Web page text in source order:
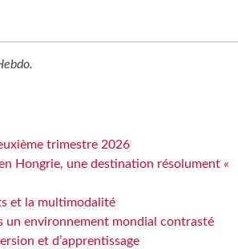
.
trimestre 2026
Hongrie, une destination résolument «
et la multimodalité
un environnement mondial contrasté
et d’apprentissage